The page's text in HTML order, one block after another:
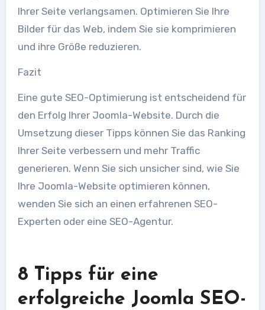
Ihrer Seite verlangsamen. Optimieren Sie Ihre
Bilder für das Web, indem Sie sie komprimieren
und ihre Größe reduzieren.
Fazit
Eine gute SEO-Optimierung ist entscheidend für
den Erfolg Ihrer Joomla-Website. Durch die
Umsetzung dieser Tipps können Sie das Ranking
Ihrer Seite verbessern und mehr Traffic
generieren. Wenn Sie sich unsicher sind, wie Sie
Ihre Joomla-Website optimieren können,
wenden Sie sich an einen erfahrenen SEO-
Experten oder eine SEO-Agentur.
8 Tipps für eine
erfolgreiche Joomla SEO-